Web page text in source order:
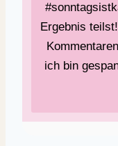
Ergebnis
ich bin